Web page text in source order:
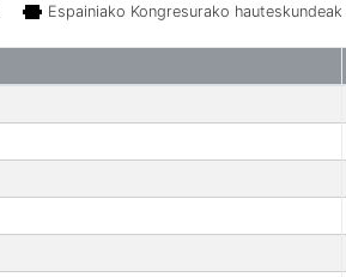
Espainiako Kongresurako hauteskundeak